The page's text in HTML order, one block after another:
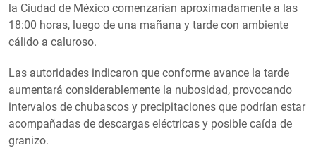
la Ciudad de México comenzarían aproximadamente a las
18:00 horas, luego de una mañana y tarde con ambiente
cálido a caluroso.
Las autoridades indicaron que conforme avance la tarde
aumentará considerablemente la nubosidad, provocando
intervalos de chubascos y precipitaciones que podrían estar
acompañadas de descargas eléctricas y posible caída de
granizo.